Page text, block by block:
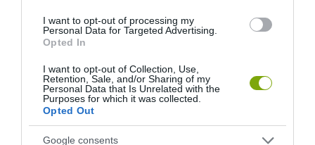
I want to opt-out of processing my
Personal Data for Targeted Advertising.
Opted In
I want to opt-out of Collection, Use,
Retention, Sale, and/or Sharing of my
Personal Data that Is Unrelated with the
Purposes for which it was collected.
Opted Out
Google consents